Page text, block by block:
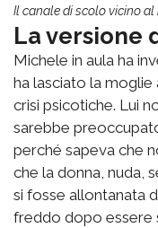
Il canale di scolo vicino
La versione
Michele in aula ha
ha lasciato la moglie
crisi psicotiche. Lui
sarebbe
perché sapeva che
che la donna, nuda,
si fosse allontanata
freddo dopo essere